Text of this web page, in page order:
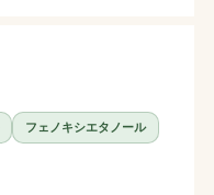
フェノキシエタノール